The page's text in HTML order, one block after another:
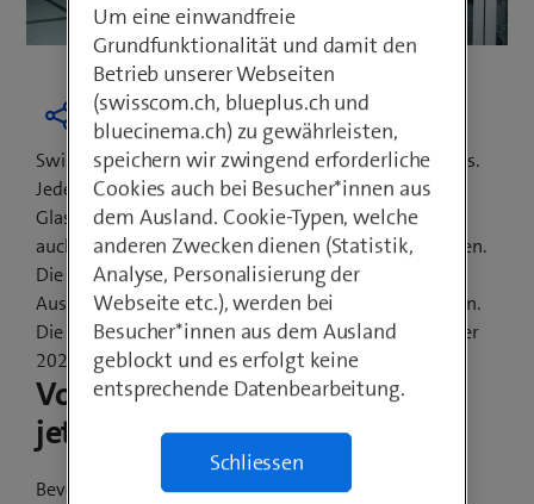
Swisscom baut ihre Breitbandnetze kontinuierlich aus.
Jede Schweizer Gemeinde wird mit
Glasfasertechnologien ausgebaut. Davon profitieren
auch die Einwohnerinnen und Einwohner von Remigen.
Die Gemeindevertretung und Swisscom haben den
Ausbau sowie den Baubeginn gemeinsam besprochen.
Die ersten sichtbaren Bauarbeiten beginnen ab Winter
2021/22.
Vorarbeiten beginnen bereits
jetzt
Bevor ab Winter 2021/22 die Glasfaserkabel verlegt
Um eine einwandfreie
Grundfunktionalität und damit den
Betrieb unserer Webseiten
(swisscom.ch, blueplus.ch und
bluecinema.ch) zu gewährleisten,
speichern wir zwingend erforderliche
Cookies auch bei Besucher*innen aus
dem Ausland. Cookie-Typen, welche
anderen Zwecken dienen (Statistik,
Analyse, Personalisierung der
Webseite etc.), werden bei
Besucher*innen aus dem Ausland
geblockt und es erfolgt keine
entsprechende Datenbearbeitung.
Schliessen